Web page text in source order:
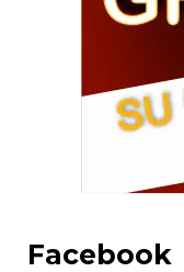
Facebook